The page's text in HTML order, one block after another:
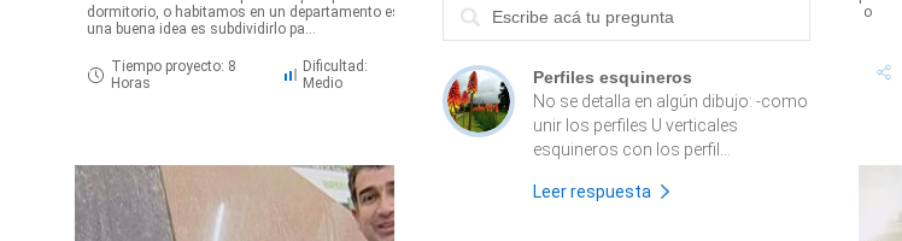
Perfiles esquineros
No se detalla en algún dibujo: -como
unir los perfiles U verticales
esquineros con los perfil...
Leer respuesta
dormitorio, o habitamos en un departamento estudio,
una buena idea es subdividirlo pa...
Tiempo proyecto: 8
Horas
Dificultad:
Medio
de la casa en función del crecimiento de la familia o
porque se quieren agrandar...
Horas